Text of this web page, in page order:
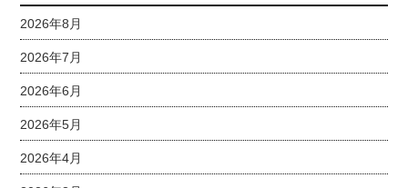
2026年8月
2026年7月
2026年6月
2026年5月
2026年4月